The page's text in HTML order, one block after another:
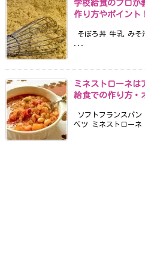
学校給食のプロが
作り方やポイント
そぼろ丼 牛乳 み
ミネストローネは
給食での作り方・
ソフトフランスパ
ベツ ミネストロー